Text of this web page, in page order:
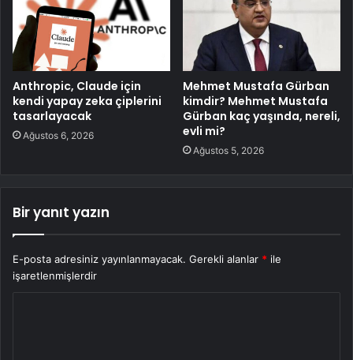
Anthropic, Claude için
kendi yapay zeka çiplerini
tasarlayacak
Ağustos 6, 2026
Mehmet Mustafa Gürban
kimdir? Mehmet Mustafa
Gürban kaç yaşında, nereli,
evli mi?
Ağustos 5, 2026
Bir yanıt yazın
E-posta adresiniz yayınlanmayacak. Gerekli alanlar * ile
işaretlenmişlerdir